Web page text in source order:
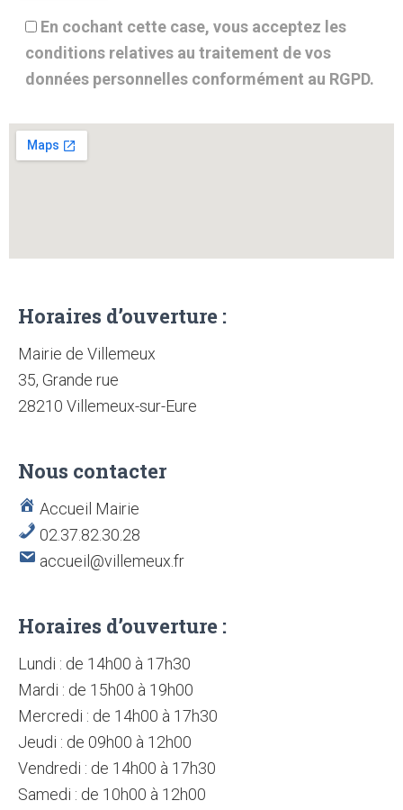
Horaires d’ouverture :
Mairie de Villemeux
35, Grande rue
28210 Villemeux-sur-Eure
Nous contacter
Accueil Mairie
02.37.82.30.28
accueil@villemeux.fr
Horaires d’ouverture :
Lundi : de 14h00 à 17h30
Mardi : de 15h00 à 19h00
Mercredi : de 14h00 à 17h30
Jeudi : de 09h00 à 12h00
Vendredi : de 14h00 à 17h30
Samedi : de 10h00 à 12h00
En cochant cette case, vous acceptez les
conditions relatives au traitement de vos
données personnelles conformément au RGPD.